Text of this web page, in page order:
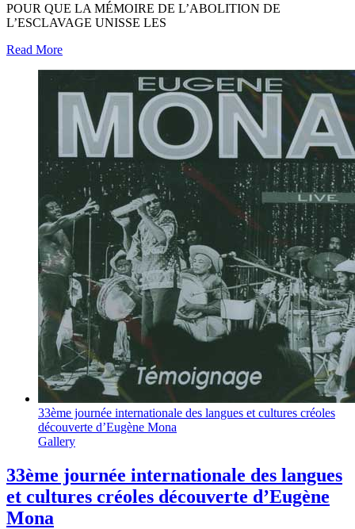
POUR QUE LA MÉMOIRE DE L’ABOLITION DE
L’ESCLAVAGE UNISSE LES
Read More
33ème journée internationale des langues et cultures créoles
découverte d’Eugène Mona
Gallery
33ème journée internationale des langues
et cultures créoles découverte d’Eugène
Mona